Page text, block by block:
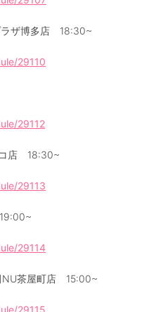
ラザ博多店 18:30~
29110
29112
コ店 18:30~
29113
29114
NU茶屋町店 15:00~
29115